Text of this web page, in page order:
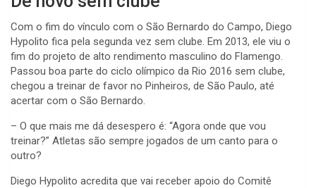
Com o fim do vínculo com o São Bernardo do Campo, Diego
Hypolito fica pela segunda vez sem clube. Em 2013, ele viu o
fim do projeto de alto rendimento masculino do Flamengo.
Passou boa parte do ciclo olímpico da Rio 2016 sem clube,
chegou a treinar de favor no Pinheiros, de São Paulo, até
acertar com o São Bernardo.
– O que mais me dá desespero é: “Agora onde que vou
treinar?” Atletas são sempre jogados de um canto para o
outro?
Diego Hypolito acredita que vai receber apoio do Comitê